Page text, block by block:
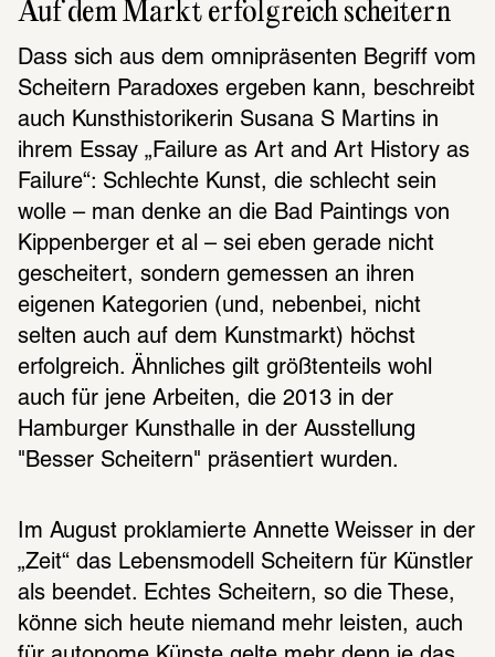
Auf dem Markt erfolgreich scheitern
Dass sich aus dem omnipräsenten Begriff vom
Scheitern Paradoxes ergeben kann, beschreibt
auch Kunsthistorikerin Susana S Martins in
ihrem Essay „Failure as Art and Art History as
Failure“: Schlechte Kunst, die schlecht sein
wolle – man denke an die Bad Paintings von
Kippenberger et al – sei eben gerade nicht
gescheitert, sondern gemessen an ihren
eigenen Kategorien (und, nebenbei, nicht
selten auch auf dem Kunstmarkt) höchst
erfolgreich. Ähnliches gilt größtenteils wohl
auch für jene Arbeiten, die 2013 in der
Hamburger Kunsthalle in der Ausstellung
"Besser Scheitern" präsentiert wurden.
Im August proklamierte Annette Weisser in der
„Zeit“ das Lebensmodell Scheitern für Künstler
als beendet. Echtes Scheitern, so die These,
könne sich heute niemand mehr leisten, auch